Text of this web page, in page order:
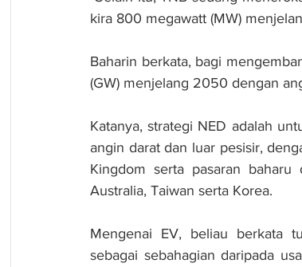
kira 800 megawatt (MW)
Baharin berkata, bagi
(GW) menjelang 2050 dengan
Katanya, strategi NED adalah
angin darat dan luar pesisir,
Kingdom serta pasaran baharu
Australia, Taiwan serta Korea.
Mengenai EV, beliau berkata
sebagai sebahagian daripada